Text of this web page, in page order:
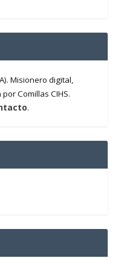
Misionero digital,
Comillas CIHS.
.